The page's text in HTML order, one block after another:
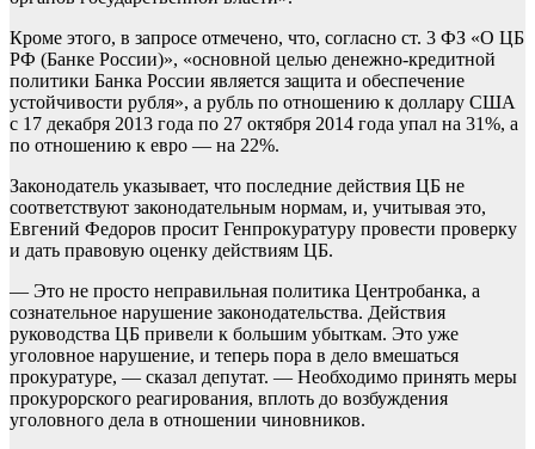
Кроме этого, в запросе отмечено, что, согласно ст. 3 ФЗ «О ЦБ
РФ (Банке России)», «основной целью денежно-кредитной
политики Банка России является защита и обеспечение
устойчивости рубля», а рубль по отношению к доллару США
с 17 декабря 2013 года по 27 октября 2014 года упал на 31%, а
по отношению к евро — на 22%.
Законодатель указывает, что последние действия ЦБ не
соответствуют законодательным нормам, и, учитывая это,
Евгений Федоров просит Генпрокуратуру провести проверку
и дать правовую оценку действиям ЦБ.
— Это не просто неправильная политика Центробанка, а
сознательное нарушение законодательства. Действия
руководства ЦБ привели к большим убыткам. Это уже
уголовное нарушение, и теперь пора в дело вмешаться
прокуратуре, — сказал депутат. — Необходимо принять меры
прокурорского реагирования, вплоть до возбуждения
уголовного дела в отношении чиновников.